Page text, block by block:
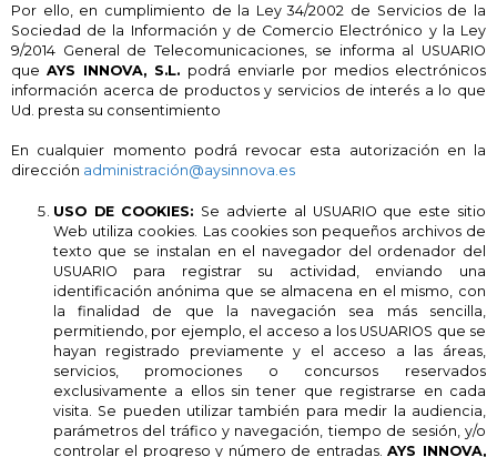
Por ello, en cumplimiento de la Ley 34/2002 de Servicios de la
Sociedad de la Información y de Comercio Electrónico y la Ley
9/2014 General de Telecomunicaciones, se informa al USUARIO
que AYS INNOVA, S.L. podrá enviarle por medios electrónicos
información acerca de productos y servicios de interés a lo que
Ud. presta su consentimiento
En cualquier momento podrá revocar esta autorización en la
dirección administración@aysinnova.es
USO DE COOKIES: Se advierte al USUARIO que este sitio
Web utiliza cookies. Las cookies son pequeños archivos de
texto que se instalan en el navegador del ordenador del
USUARIO para registrar su actividad, enviando una
identificación anónima que se almacena en el mismo, con
la finalidad de que la navegación sea más sencilla,
permitiendo, por ejemplo, el acceso a los USUARIOS que se
hayan registrado previamente y el acceso a las áreas,
servicios, promociones o concursos reservados
exclusivamente a ellos sin tener que registrarse en cada
visita. Se pueden utilizar también para medir la audiencia,
parámetros del tráfico y navegación, tiempo de sesión, y/o
controlar el progreso y número de entradas.AYS INNOVA,